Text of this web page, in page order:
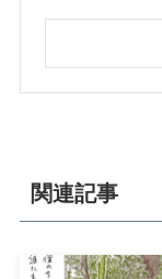
関連記事